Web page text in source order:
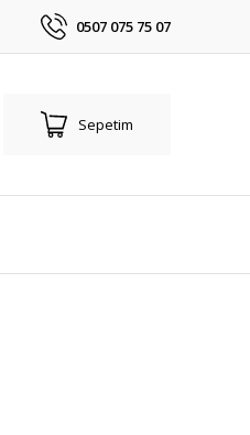
0507 075 75 07
Sepetim